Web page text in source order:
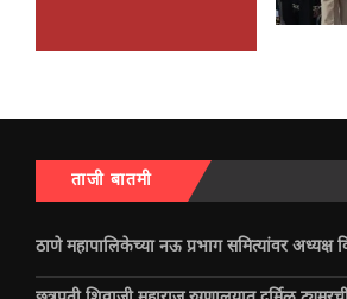
ताजी बातमी
ठाणे महापालिकेच्या नऊ प्रभाग समित्यांवर अध्यक्ष